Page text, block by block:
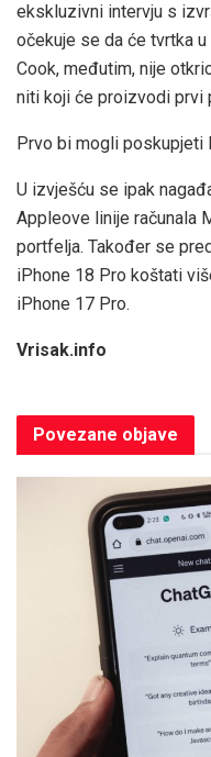
ekskluzivni intervju s
očekuje se da će tvrtka
Cook, međutim, nije
niti koji će proizvodi prvi
Prvo bi mogli poskupjeti
U izvješću se ipak
Appleove linije računala
portfelja. Također se
iPhone 18 Pro koštati
iPhone 17 Pro.
Vrisak.info
Povezane objave